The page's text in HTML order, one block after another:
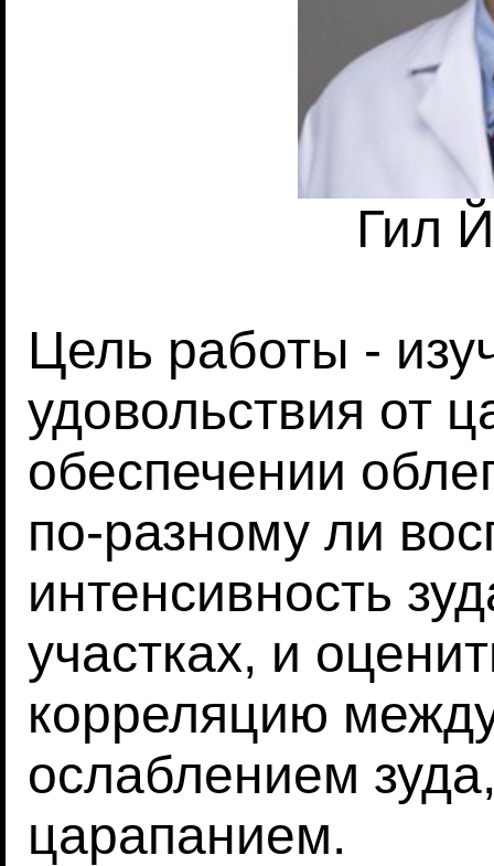
Гил
Цель работы -
удовольствия от
обеспечении
по-разному ли
интенсивность
участках, и
корреляцию
ослаблением
царапанием.